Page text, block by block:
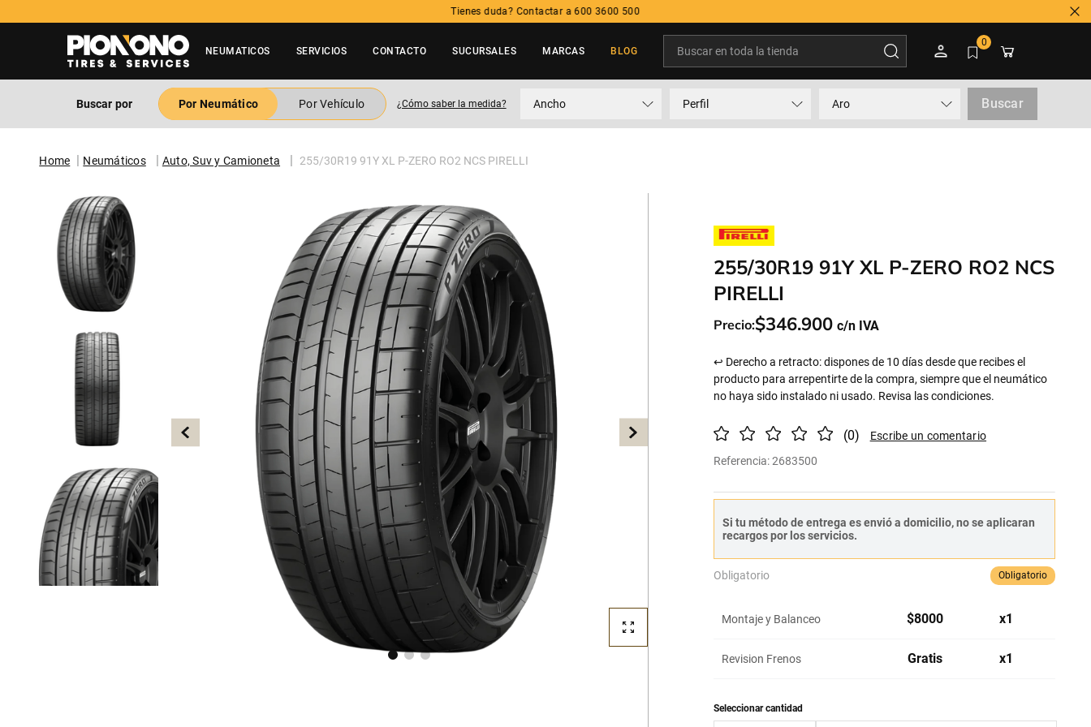
Tienes duda? Contactar a 600 3600 500
NEUMATICOS SERVICIOS CONTACTO SUCURSALES MARCAS BLOG
0
Buscar por Por Neumático Por Vehículo ¿Cómo saber la medida? Ancho Perfil Aro Buscar
Neumáticos Auto, Suv y Camioneta 255/30R19 91Y XL P-ZERO RO2 NCS PIRELLI
255/30R19 91Y XL P-ZERO RO2 NCS
PIRELLI
Precio:$346.900
↩ Derecho a retracto: dispones de 10 días desde que recibes el
producto para arrepentirte de la compra, siempre que el neumático
no haya sido instalado ni usado. Revisa las condiciones.
(0)
Referencia:2683500
Si tu método de entrega es envió a domicilio, no se aplicaran
recargos por los servicios.
Obligatorio Obligatorio
Montaje y Balanceo $8000 x1
Revision Frenos Gratis x1
TÉRMINOS MÁS BUSCADOS
. neumatico
3. 195
5. 245